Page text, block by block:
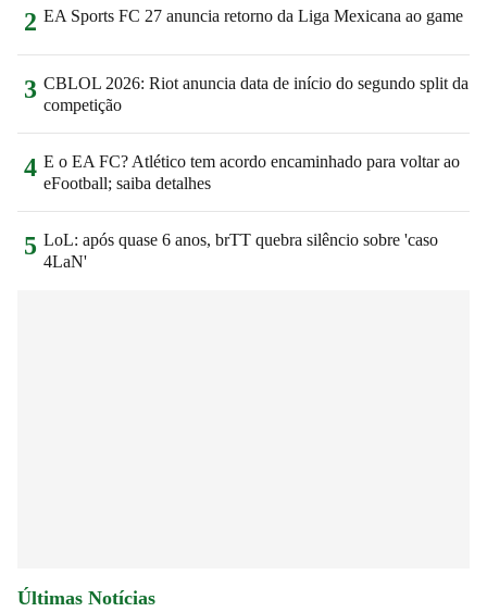
2 EA Sports FC 27 anuncia retorno da Liga Mexicana ao game
3 CBLOL 2026: Riot anuncia data de início do segundo split da
competição
4 E o EA FC? Atlético tem acordo encaminhado para voltar ao
eFootball; saiba detalhes
5 LoL: após quase 6 anos, brTT quebra silêncio sobre 'caso
4LaN'
Últimas Notícias